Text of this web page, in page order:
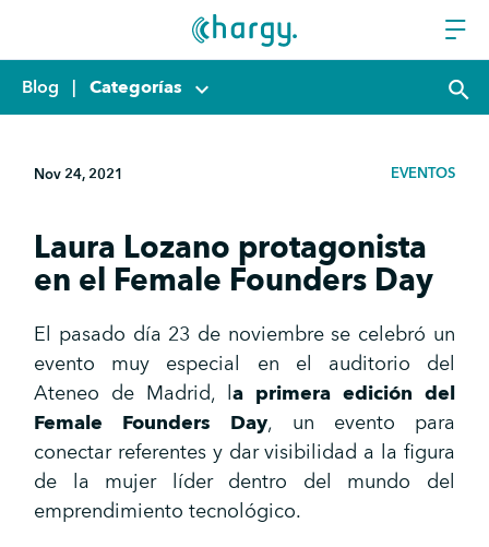
Blog | Categorías keyboard_arrow_down search
Nov 24, 2021 EVENTOS
Laura Lozano protagonista
en el Female Founders Day
El pasado día 23 de noviembre se celebró un
evento muy especial en el auditorio del
Ateneo de Madrid, la primera edición del
Female Founders Day, un evento para
conectar referentes y dar visibilidad a la figura
de la mujer líder dentro del mundo del
emprendimiento tecnológico.